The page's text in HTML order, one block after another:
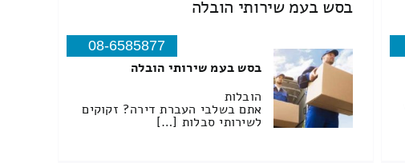
בסש בעמ שירותי הובלה
08-6585877
בסש בעמ שירותי הובלה
הובלות
אתם בשלבי העברת דירה? זקוקים
לשירותי סבלות […]